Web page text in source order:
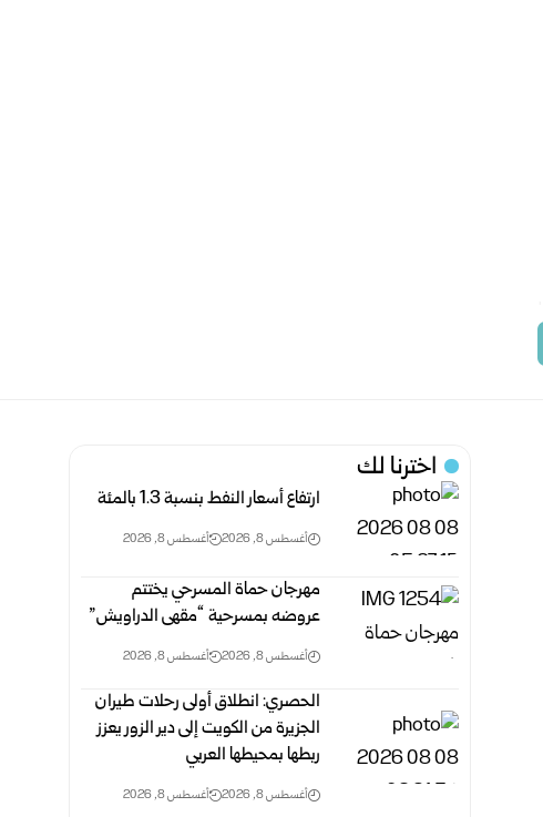
اخترنا لك
ارتفاع أسعار النفط بنسبة 1.3 بالمئة
أغسطس 8, 2026 أغسطس 8, 2026
مهرجان حماة المسرحي يختتم
عروضه بمسرحية “مقهى الدراويش”
أغسطس 8, 2026 أغسطس 8, 2026
الحصري: انطلاق أولى رحلات طيران
الجزيرة من الكويت إلى دير الزور يعزز
ربطها بمحيطها العربي
أغسطس 8, 2026 أغسطس 8, 2026